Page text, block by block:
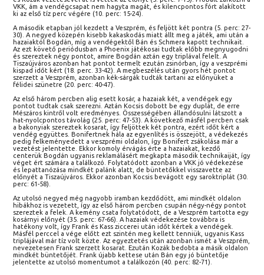
VKK, ám a vendégcsapat nem hagyta magát, és kilencpontos fórt alakított
ki az első tíz perc végére (10. perc: 15-24).
A második etapban jól kezdett a Veszprém, és feljött két pontra (5. perc: 27-
30). A negyed közepén kisebb kakaskodás miatt állt meg a játék, ami után a
hazaiaktól Bogdán, míg a vendégektől Bán és Schmera kapott technikait.
Az ezt követő periódusban a Phoenix játékosai tudtak előbb megnyugodni
és szereztek négy pontot, amire Bogdán aztán egy triplával felelt. A
Tiszaújváros azonban hat pontot termelt ezután zsinórban, így a veszprémi
kispad időt kért (18. perc. 33-42). A megbeszélés után gyors hét pontot
szerzett a Veszprém, azonban kék-sárgák tudták tartani az előnyüket a
félidei szünetre (20. perc: 40-47).
Az első három percben alig esett kosár, a hazaiak két, a vendégek egy
pontot tudtak csak szerezni. Aztán Kocsis dobott be egy duplát, de erre
Mészáros kintről volt eredményes. Összességében állandósulni látszott a
hat-nyolcpontos távolág (25. perc: 47-53). A következő másfél percben csak
a bakonyiak szereztek kosarat, így feljöttek két pontra, ezért időt kért a
vendég együttes. Bonifertnek hála az egyenlítés is összejött, a védekezés
pedig felkeményedett a veszprémi oldalon, így Bonifert zsákolása már a
vezetést jelentette. Ekkor komoly érvágás érte a hazaiakat, kezdő
centerük Bogdán ugyanis reklamálásért megkapta második technikaiját, így
véget ért számára a találkozó. Folytatódott azonban a VKK jó védekezése
és lepattanózása mindkét palánk alatt, de büntetőkkel visszavette az
előnyét a Tiszaújváros. Ekkor azonban Kocsis bevágott egy saroktriplát (30.
perc: 61-58).
Az utolsó negyed még nagyobb iramban kezdődött, ami mindkét oldalon
hibákhoz is vezetett, így az első három percben csupán négy-négy pontot
szereztek a felek. A kemény csata folytatódott, de a Veszprém tartotta egy
kosárnyi előnyét (35. perc: 67-66). A hazaiak védekezése továbbra is
hatékony volt, így Frank és Kass ziccerei után időt kértek a vendégek.
Másfél perccel a vége előtt ezt szintén meg kellett tenniük, ugyanis Kass
triplájával már tíz volt közte. Az egyeztetés után azonban ismét a Veszprém,
nevezetesen Frank szerzett kosarat. Ezután Kozák bedobta a másik oldalon
mindkét büntetőjét. Frank újabb kettese után Bán egy jó büntetője
jelentette az utolsó momentumot a találkozón (40. perc: 82-71).